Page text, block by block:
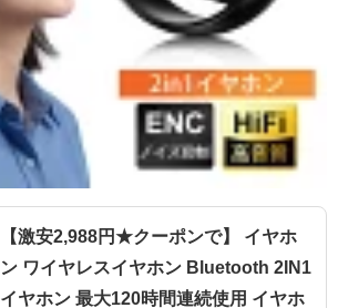
【激安2,988円★クーポンで】 イヤホ
ン ワイヤレスイヤホン Bluetooth 2IN1
イヤホン 最大120時間連続使用 イヤホ